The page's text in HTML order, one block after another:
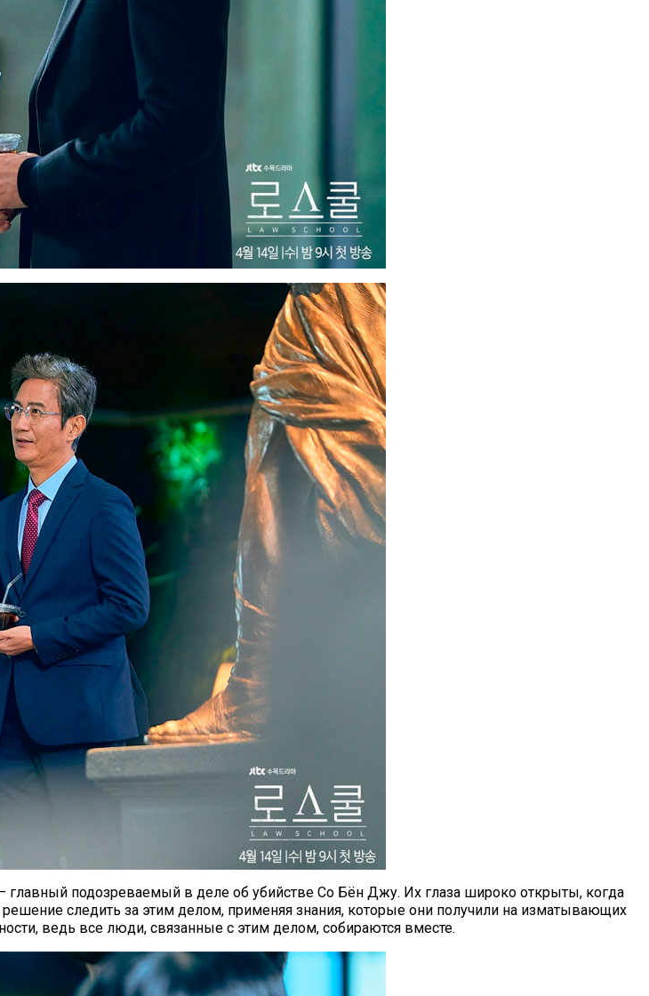
главный подозреваемый в деле об убийстве Со Бён Джу. Их глаза широко открыты, когда
следить за этим делом, применяя знания, которые они получили на изматывающих
ведь все люди, связанные с этим делом, собираются вместе.